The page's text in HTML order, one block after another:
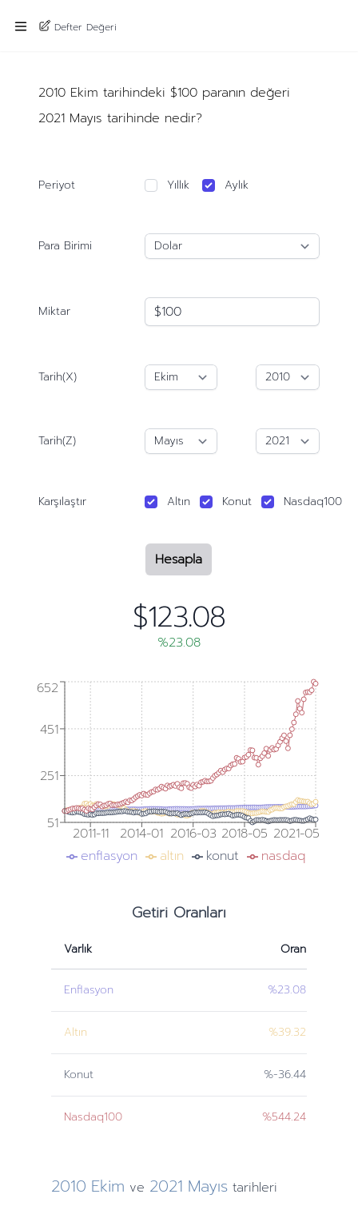
Defter Değeri
2010 Ekim tarihindeki $100 paranın değeri
2021 Mayıs tarihinde nedir?
Periyot Yıllık Aylık
Para Birimi
Miktar
Tarih(X)
Tarih(Z)
Karşılaştır Altın Konut Nasdaq100
Hesapla
$123.08
%23.08
2011-11 2014-01 2016-03 2018-05 2021-05
51
251
451
652
enflasyon altın konut nasdaq
Getiri Oranları
Varlık Oran
Enflasyon %23.08
Altın %39.32
Konut %-36.44
Nasdaq100 %544.24
2010 Ekim ve 2021 Mayıs tarihleri